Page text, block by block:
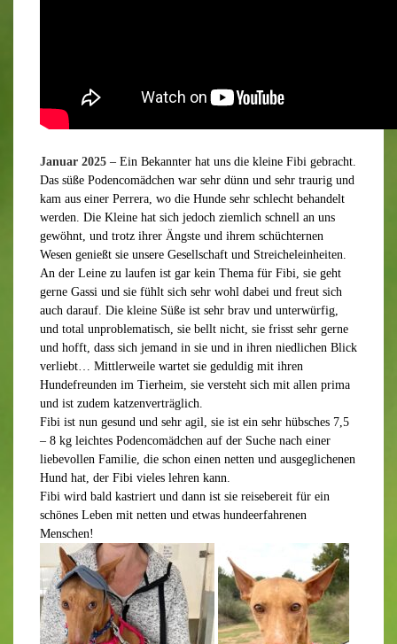
Januar 2025 – Ein Bekannter hat uns die kleine Fibi gebracht.
Das süße Podencomädchen war sehr dünn und sehr traurig und
kam aus einer Perrera, wo die Hunde sehr schlecht behandelt
werden. Die Kleine hat sich jedoch ziemlich schnell an uns
gewöhnt, und trotz ihrer Ängste und ihrem schüchternen
Wesen genießt sie unsere Gesellschaft und Streicheleinheiten.
An der Leine zu laufen ist gar kein Thema für Fibi, sie geht
gerne Gassi und sie fühlt sich sehr wohl dabei und freut sich
auch darauf. Die kleine Süße ist sehr brav und unterwürfig,
und total unproblematisch, sie bellt nicht, sie frisst sehr gerne
und hofft, dass sich jemand in sie und in ihren niedlichen Blick
verliebt… Mittlerweile wartet sie geduldig mit ihren
Hundefreunden im Tierheim, sie versteht sich mit allen prima
und ist zudem katzenverträglich.
Fibi ist nun gesund und sehr agil, sie ist ein sehr hübsches 7,5
– 8 kg leichtes Podencomädchen auf der Suche nach einer
liebevollen Familie, die schon einen netten und ausgeglichenen
Hund hat, der Fibi vieles lehren kann.
Fibi wird bald kastriert und dann ist sie reisebereit für ein
schönes Leben mit netten und etwas hundeerfahrenen
Menschen!